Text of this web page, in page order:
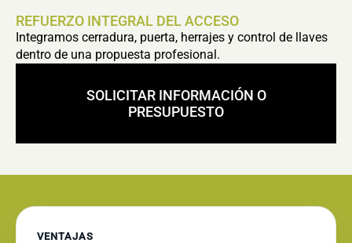
REFUERZO INTEGRAL DEL ACCESO
Integramos cerradura, puerta, herrajes y control de llaves
dentro de una propuesta profesional.
SOLICITAR INFORMACIÓN O
PRESUPUESTO
VENTAJAS